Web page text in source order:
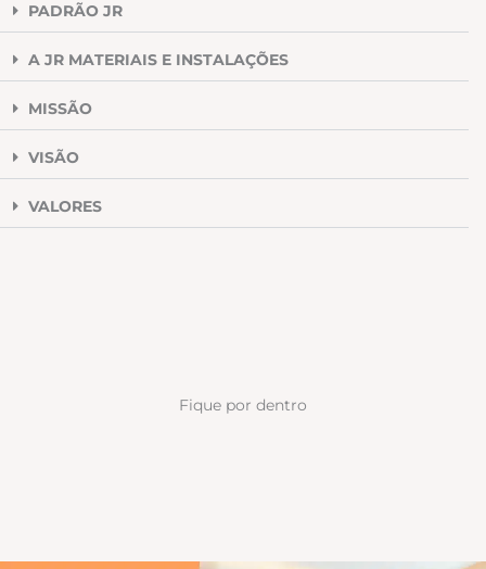
PADRÃO JR
A JR MATERIAIS E INSTALAÇÕES
MISSÃO
VISÃO
VALORES
Fique por dentro